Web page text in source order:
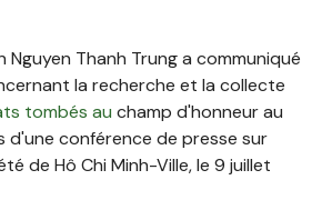
Nguyen Thanh Trung a communiqué
la recherche et la collecte
tombés au champ d'honneur au
d'une conférence de presse sur
de Hô Chi Minh-Ville, le 9 juillet